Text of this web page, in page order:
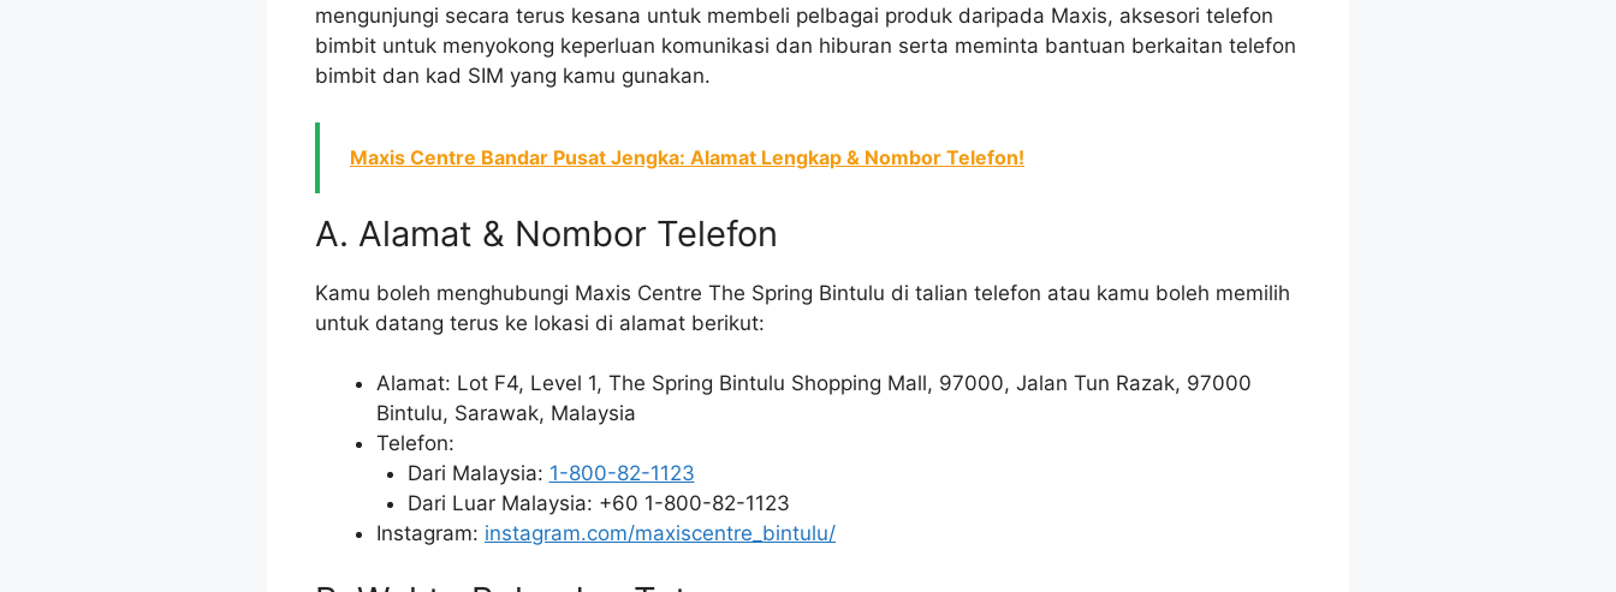
mengunjungi secara terus kesana untuk membeli pelbagai produk daripada Maxis, aksesori telefon
bimbit untuk menyokong keperluan komunikasi dan hiburan serta meminta bantuan berkaitan telefon
bimbit dan kad SIM yang kamu gunakan.
Maxis Centre Bandar Pusat Jengka: Alamat Lengkap & Nombor Telefon!
A. Alamat & Nombor Telefon
Kamu boleh menghubungi Maxis Centre The Spring Bintulu di talian telefon atau kamu boleh memilih
untuk datang terus ke lokasi di alamat berikut:
Alamat: Lot F4, Level 1, The Spring Bintulu Shopping Mall, 97000, Jalan Tun Razak, 97000
Bintulu, Sarawak, Malaysia
Telefon:
Dari Malaysia: 1-800-82-1123
Dari Luar Malaysia: +60 1-800-82-1123
Instagram: instagram.com/maxiscentre_bintulu/